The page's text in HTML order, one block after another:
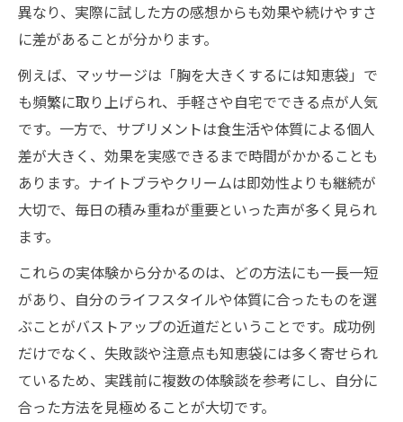
異なり、実際に試した方の感想からも効果や続けやすさ
に差があることが分かります。
例えば、マッサージは「胸を大きくするには知恵袋」で
も頻繁に取り上げられ、手軽さや自宅でできる点が人気
です。一方で、サプリメントは食生活や体質による個人
差が大きく、効果を実感できるまで時間がかかることも
あります。ナイトブラやクリームは即効性よりも継続が
大切で、毎日の積み重ねが重要といった声が多く見られ
ます。
これらの実体験から分かるのは、どの方法にも一長一短
があり、自分のライフスタイルや体質に合ったものを選
ぶことがバストアップの近道だということです。成功例
だけでなく、失敗談や注意点も知恵袋には多く寄せられ
ているため、実践前に複数の体験談を参考にし、自分に
合った方法を見極めることが大切です。